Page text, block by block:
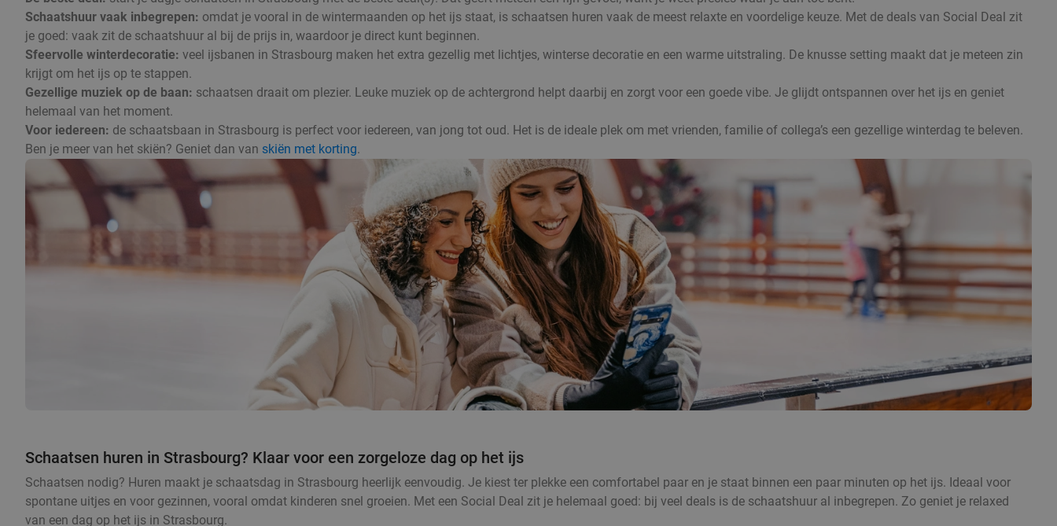
Schaatshuur vaak inbegrepen: omdat je vooral in de wintermaanden op het ijs staat, is schaatsen huren vaak de meest relaxte en voordelige keuze. Met de deals van Social Deal zit
je goed: vaak zit de schaatshuur al bij de prijs in, waardoor je direct kunt beginnen.
Sfeervolle winterdecoratie: veel ijsbanen in Strasbourg maken het extra gezellig met lichtjes, winterse decoratie en een warme uitstraling. De knusse setting maakt dat je meteen zin
krijgt om het ijs op te stappen.
Gezellige muziek op de baan: schaatsen draait om plezier. Leuke muziek op de achtergrond helpt daarbij en zorgt voor een goede vibe. Je glijdt ontspannen over het ijs en geniet
helemaal van het moment.
Voor iedereen: de schaatsbaan in Strasbourg is perfect voor iedereen, van jong tot oud. Het is de ideale plek om met vrienden, familie of collega’s een gezellige winterdag te beleven.
Ben je meer van het skiën? Geniet dan van skiën met korting.
Schaatsen huren in Strasbourg? Klaar voor een zorgeloze dag op het ijs
Schaatsen nodig? Huren maakt je schaatsdag in Strasbourg heerlijk eenvoudig. Je kiest ter plekke een comfortabel paar en je staat binnen een paar minuten op het ijs. Ideaal voor
spontane uitjes en voor gezinnen, vooral omdat kinderen snel groeien. Met een Social Deal zit je helemaal goed: bij veel deals is de schaatshuur al inbegrepen. Zo geniet je relaxed
van een dag op het ijs in Strasbourg.